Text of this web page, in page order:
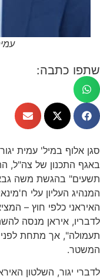
שתפו כתבה:
סגן אלוף במיל' עמית
באגף התכנון של צה"ל,
תשעים" בהגשת משה
המנהיג העליון עלי
האיראני כלפי חוץ –
לדבריו, איראן מנסה
תעמולה", אך מתחת
המשטר.
לדברי יגור, השלטון